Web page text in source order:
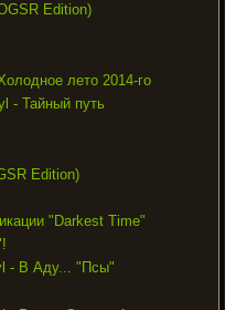
Edition)
лето 2014-го
- Тайный путь
Edition)
"Darkest Time"
- В Аду... "Псы"